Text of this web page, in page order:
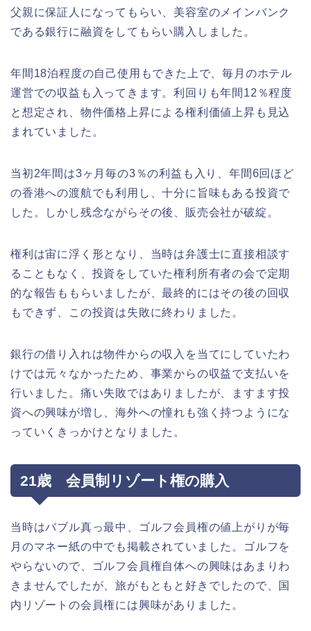
父親に保証人になってもらい、美容室のメインバンク
である銀行に融資をしてもらい購入しました。
年間18泊程度の自己使用もできた上で、毎月のホテル
運営での収益も入ってきます。利回りも年間12％程度
と想定され、物件価格上昇による権利価値上昇も見込
まれていました。
当初2年間は3ヶ月毎の3％の利益も入り、年間6回ほど
の香港への渡航でも利用し、十分に旨味もある投資で
した。しかし残念ながらその後、販売会社が破綻。
権利は宙に浮く形となり、当時は弁護士に直接相談す
ることもなく、投資をしていた権利所有者の会で定期
的な報告ももらいましたが、最終的にはその後の回収
もできず、この投資は失敗に終わりました。
銀行の借り入れは物件からの収入を当てにしていたわ
けでは元々なかったため、事業からの収益で支払いを
行いました。痛い失敗ではありましたが、ますます投
資への興味が増し、海外への憧れも強く持つようにな
っていくきっかけとなりました。
21歳 会員制リゾート権の購入
当時はバブル真っ最中、ゴルフ会員権の値上がりが毎
月のマネー紙の中でも掲載されていました。ゴルフを
やらないので、ゴルフ会員権自体への興味はあまりわ
きませんでしたが、旅がもともと好きでしたので、国
内リゾートの会員権には興味がありました。